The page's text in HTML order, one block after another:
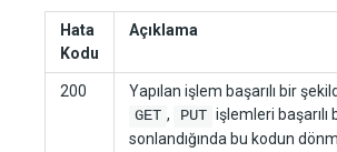
Hata
Kodu
Açıklama
200
Yapılan işlem başarılı bir
GET , PUT işlemleri başarılı
sonlandığında bu kodun